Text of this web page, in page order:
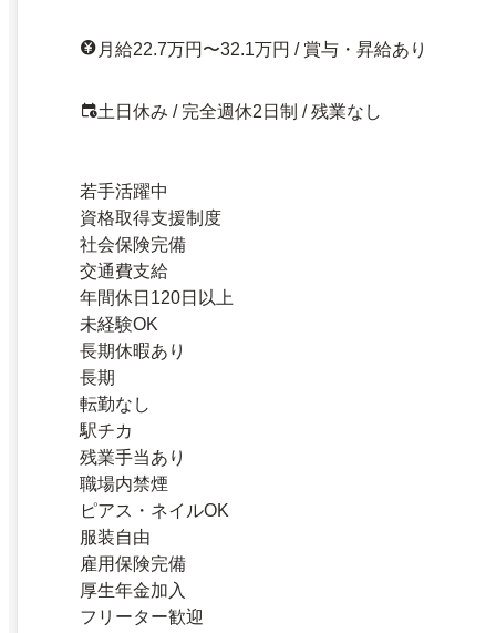
月給22.7万円〜32.1万円 / 賞与・昇給あり
土日休み / 完全週休2日制 / 残業なし
若手活躍中
資格取得支援制度
社会保険完備
交通費支給
年間休日120日以上
未経験OK
長期休暇あり
長期
転勤なし
駅チカ
残業手当あり
職場内禁煙
ピアス・ネイルOK
服装自由
雇用保険完備
厚生年金加入
フリーター歓迎